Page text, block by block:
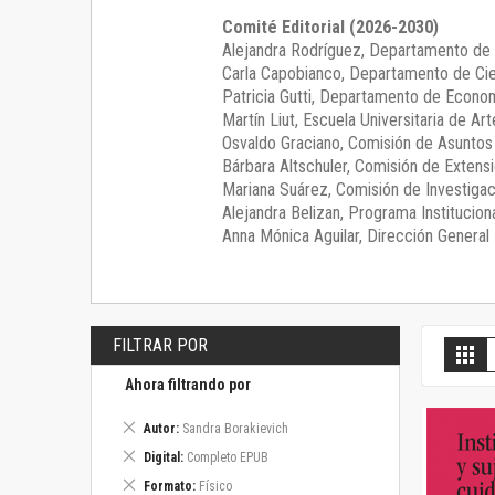
Comité Editorial (2026-2030)
Alejandra Rodríguez, Departamento de
Carla Capobianco, Departamento de
Patricia Gutti, Departamento de
Martín Liut, Escuela Universitaria de
Osvaldo Graciano, Comisión de
Bárbara Altschuler, Comisión de
Mariana Suárez, Comisión de
Alejandra Belizan, Programa
Anna Mónica Aguilar, Dirección General
FILTRAR POR
Ahora filtrando por
Autor Sandra Borakievich
Eliminar
artículo
Digital Completo EPUB
Eliminar
artículo
Formato Físico
Eliminar